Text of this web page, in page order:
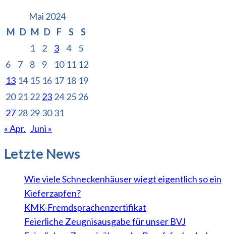
Mai 2024
M D M D F S
S
1
2 3 4
5
6
7 8 9 10 11 12
13 14 15 16 17 18 19
20 21 22 23 24 25 26
27 28 29 30 31
« Apr. Juni »
Letzte News
Wie viele Schneckenhäuser wiegt eigentlich so ein
Kieferzapfen?
KMK-Fremdsprachenzertifikat
Feierliche Zeugnisausgabe für unser BVJ